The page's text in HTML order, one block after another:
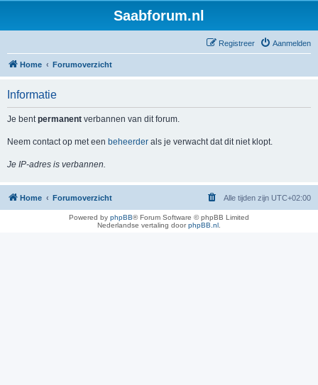
Saabforum.nl
Aanmelden
Registreer
Home Forumoverzicht
Informatie
Je bentpermanent verbannen van dit forum.
Neem contact op met een beheerder als je verwacht dat dit niet klopt.
Je IP-adres is verbannen.
Home Forumoverzicht Alle tijden zijn UTC+02:00
Powered by phpBB® Forum Software © phpBB Limited
Nederlandse vertaling doorphpBB.nl